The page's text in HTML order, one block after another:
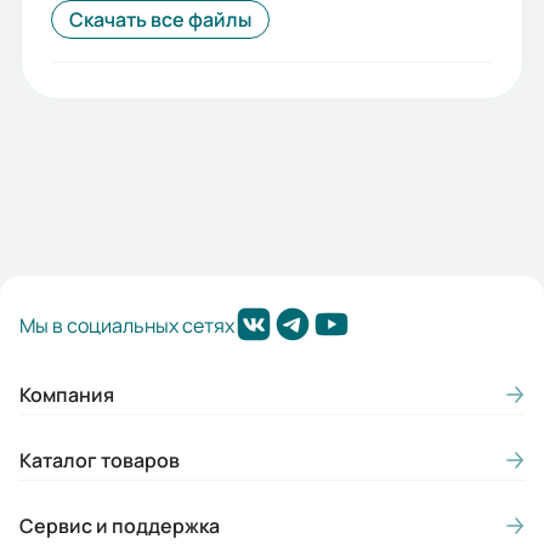
Габариты (ШхВхГ, м):
0.204x1.94x0.1
Скачать все файлы
Мы в социальных сетях
Компания
Каталог товаров
Сервис и поддержка